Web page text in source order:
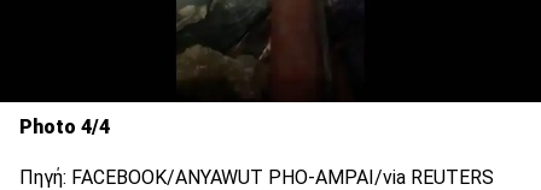
Photo 4/4
Πηγή: FACEBOOK/ANYAWUT PHO-AMPAI/via REUTERS